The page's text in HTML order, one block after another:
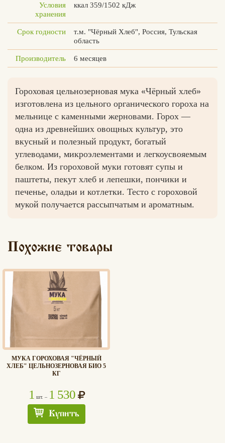
Вконтакте
Max
Условия
хранения
ккал 359/1502 кДж
Срок годности
т.м. "Чёрный Хлеб", Россия, Тульская
область
Производитель 6 месяцев
Гороховая цельнозерновая мука «Чёрный хлеб»
изготовлена из цельного органического гороха на
мельнице с каменными жерновами. Горох —
одна из древнейших овощных культур, это
вкусный и полезный продукт, богатый
углеводами, микроэлементами и легкоусвояемым
белком. Из гороховой муки готовят супы и
паштеты, пекут хлеб и лепешки, пончики и
печенье, оладьи и котлетки. Тесто с гороховой
мукой получается рассыпчатым и ароматным.
Похожие товары
МУКА ГОРОХОВАЯ "ЧЁРНЫЙ
ХЛЕБ" ЦЕЛЬНОЗЕРНОВАЯ БИО 5
КГ
1 шт. – 1 530
Купить